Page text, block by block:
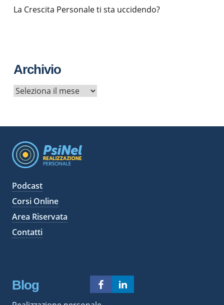
La Crescita Personale ti sta uccidendo?
Archivio
A
i
v
Podcast
Corsi Online
Area Riservata
Contatti
Blog